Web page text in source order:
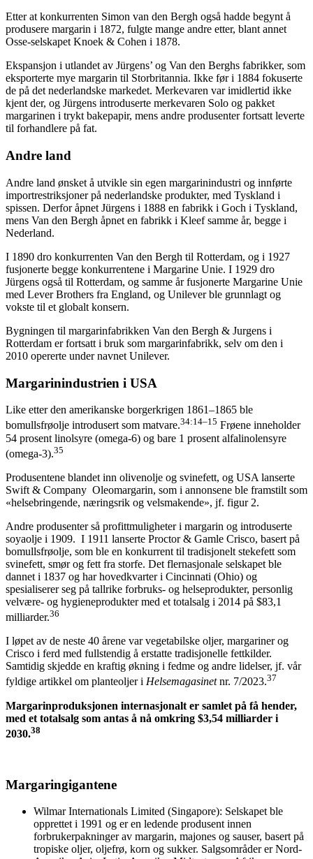
Etter at konkurrenten Simon van den Bergh også hadde begynt å
produsere margarin i 1872, fulgte mange andre etter, blant annet
Osse-selskapet Knoek & Cohen i 1878.
Ekspansjon i utlandet av Jürgens’ og Van den Berghs fabrikker, som
eksporterte mye margarin til Storbritannia. Ikke før i 1884 fokuserte
de på det nederlandske markedet. Merkevaren var imidlertid ikke
kjent der, og Jürgens introduserte merkevaren Solo og pakket
margarinen i trykt bakepapir, mens andre produsenter fortsatt leverte
til forhandlere på fat.
Andre land
Andre land ønsket å utvikle sin egen margarinindustri og innførte
importrestriksjoner på nederlandske produkter, med Tyskland i
spissen. Derfor åpnet Jürgens i 1888 en fabrikk i Goch i Tyskland,
mens Van den Bergh åpnet en fabrikk i Kleef samme år, begge i
Nederland.
I 1890 dro konkurrenten Van den Bergh til Rotterdam, og i 1927
fusjonerte begge konkurrentene i Margarine Unie. I 1929 dro
Jürgens også til Rotterdam, og samme år fusjonerte Margarine Unie
med Lever Brothers fra England, og Unilever ble grunnlagt og
vokste til et globalt konsern.
Bygningen til margarinfabrikken Van den Bergh & Jurgens i
Rotterdam er fortsatt i bruk som margarinfabrikk, selv om den i
2010 opererte under navnet Unilever.
Margarinindustrien i USA
Like etter den amerikanske borgerkrigen 1861–1865 ble
bomullsfrøolje introdusert som matvare.34:14–15 Frøene inneholder
54 prosent linolsyre (omega-6) og bare 1 prosent alfalinolensyre
(omega-3).35
Produsentene blandet inn olivenolje og svinefett, og USA lanserte
Swift & Company Oleomargarin, som i annonsene ble framstilt som
«helsebringende, næringsrik og velsmakende», jf. figur 2.
Andre produsenter så profittmuligheter i margarin og introduserte
soyaolje i 1909. I 1911 lanserte Proctor & Gamle Crisco, basert på
bomullsfrøolje, som ble en konkurrent til tradisjonelt stekefett som
svinefett, smør og fett fra storfe. Det flernasjonale selskapet ble
dannet i 1837 og har hovedkvarter i Cincinnati (Ohio) og
spesialiserer seg på tallrike forbruks- og helseprodukter, personlig
velvære- og hygieneprodukter med et totalsalg i 2014 på $83,1
milliarder.36
I løpet av de neste 40 årene var vegetabilske oljer, margariner og
Crisco i ferd med fullstendig å erstatte tradisjonelle fettkilder.
Samtidig skjedde en kraftig økning i fedme og andre lidelser, jf. vår
fyldige artikkel om planteoljer i Helsemagasinetnr. 7/2023.37
Margarinproduksjonen internasjonalt er samlet på få hender,
med et totalsalg som antas å nå omkring $3,54 milliarder i
2030.38
Margaringigantene
Wilmar Internationals Limited (Singapore): Selskapet ble
opprettet i 1991 og er en ledende produsent innen
forbrukerpakninger av margarin, majones og sauser, basert på
tropiske oljer, oljefrø, korn og sukker. Salgsområder er Nord-